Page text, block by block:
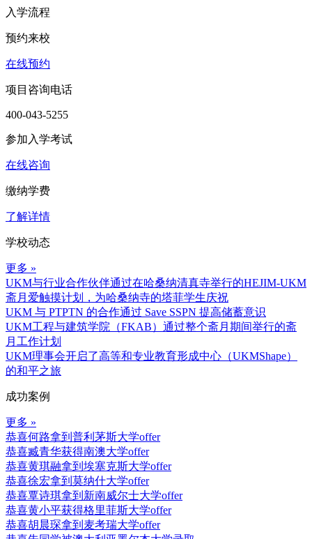
入学流程
预约来校
在线预约
项目咨询电话
400-043-5255
参加入学考试
在线咨询
缴纳学费
了解详情
学校动态
更多 »
UKM与行业合作伙伴通过在哈桑纳清真寺举行的HEJIM-UKM
斋月爱触摸计划，为哈桑纳寺的塔菲学生庆祝
UKM 与 PTPTN 的合作通过 Save SSPN 提高储蓄意识
UKM工程与建筑学院（FKAB）通过整个斋月期间举行的斋
月工作计划
UKM理事会开启了高等和专业教育形成中心（UKMShape）
的和平之旅
成功案例
更多 »
恭喜何路拿到普利茅斯大学offer
恭喜臧青华获得南澳大学offer
恭喜黄琪融拿到埃塞克斯大学offer
恭喜徐宏拿到莫纳什大学offer
恭喜覃诗琪拿到新南威尔士大学offer
恭喜黄小平获得格里菲斯大学offer
恭喜胡晨琛拿到麦考瑞大学offer